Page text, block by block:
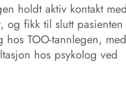
holdt aktiv kontakt
og fikk til slutt
TOO-tannlegen, med
hos psykolog ved